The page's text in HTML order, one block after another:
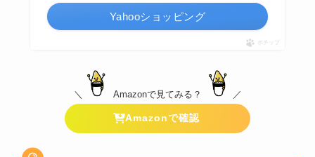
Yahooショッピング
ポチップ
＼ Amazonで見てみる？ ／
Amazonで確認